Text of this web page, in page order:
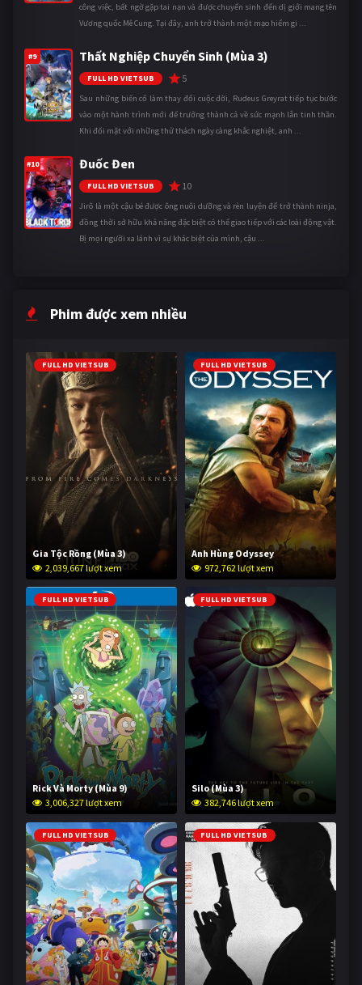
công việc, bất ngờ gặp tai nạn và được chuyển sinh đến dị giới mang tên
Vương quốc Mê Cung. Tại đây, anh trở thành một mạo hiểm gi ...
#9 Thất Nghiệp Chuyển Sinh (Mùa 3)
FULL HD VIETSUB 5
Sau những biến cố làm thay đổi cuộc đời, Rudeus Greyrat tiếp tục bước
vào một hành trình mới để trưởng thành cả về sức mạnh lẫn tinh thần.
Khi đối mặt với những thử thách ngày càng khắc nghiệt, anh ...
#10 Đuốc Đen
FULL HD VIETSUB 10
Jirô là một cậu bé được ông nuôi dưỡng và rèn luyện để trở thành ninja,
đồng thời sở hữu khả năng đặc biệt có thể giao tiếp với các loài động vật.
Bị mọi người xa lánh vì sự khác biệt của mình, cậu ...
Phim được xem nhiều
FULL HD VIETSUB
Gia Tộc Rồng (Mùa 3)
2,039,667 lượt xem
FULL HD VIETSUB
Anh Hùng Odyssey
972,762 lượt xem
FULL HD VIETSUB
Rick Và Morty (Mùa 9)
3,006,327 lượt xem
FULL HD VIETSUB
Silo (Mùa 3)
382,746 lượt xem
FULL HD VIETSUB FULL HD VIETSUB